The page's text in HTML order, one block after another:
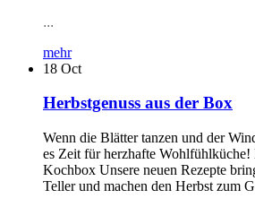
...
mehr
18 Oct
Herbstgenuss aus der Box
Wenn die Blätter tanzen und der
es Zeit für herzhafte
Kochbox Unsere neuen Rezepte
Teller und machen den Herbst zum